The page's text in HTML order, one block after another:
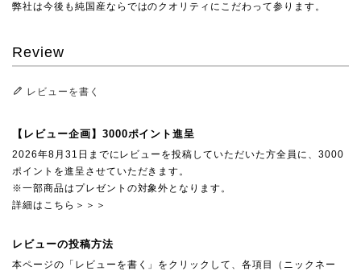
弊社は今後も純国産ならではのクオリティにこだわって参ります。
Review
レビューを書く
【レビュー企画】3000ポイント進呈
2026年8月31日までにレビューを投稿していただいた方全員に、3000
ポイントを進呈させていただきます。
※一部商品はプレゼントの対象外となります。
詳細はこちら＞＞＞
レビューの投稿方法
本ページの「レビューを書く」をクリックして、各項目（ニックネー